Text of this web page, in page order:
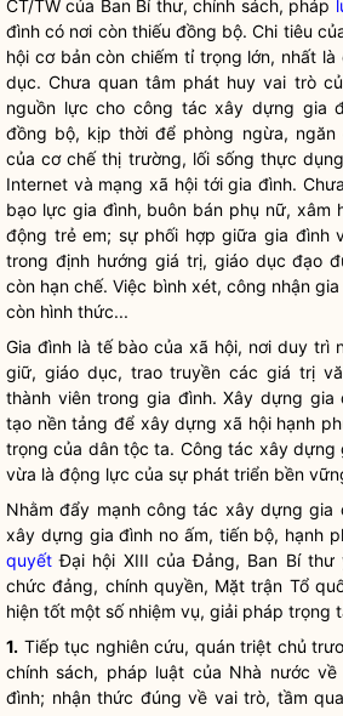
CT/TW của Ban Bí thư, chính sách, pháp
đình có nơi còn thiếu đồng bộ. Chi tiêu
hội cơ bản còn chiếm tỉ trọng lớn, nhất
dục. Chưa quan tâm phát huy vai trò
nguồn lực cho công tác xây dựng gia
đồng bộ, kịp thời để phòng ngừa,
của cơ chế thị trường, lối sống thực
Internet và mạng xã hội tới gia đình.
bạo lực gia đình, buôn bán phụ nữ, xâm
động trẻ em; sự phối hợp giữa gia đình
trong định hướng giá trị, giáo dục đạo
còn hạn chế. Việc bình xét, công nhận
còn hình thức...
Gia đình là tế bào của xã hội, nơi duy trì
giữ, giáo dục, trao truyền các giá trị
thành viên trong gia đình. Xây dựng gia
tạo nền tảng để xây dựng xã hội hạnh
trọng của dân tộc ta. Công tác xây dựng
vừa là động lực của sự phát triển bền
Nhằm đẩy mạnh công tác xây dựng gia
xây dựng gia đình no ấm, tiến bộ, hạnh
quyết Đại hội XIII của Đảng, Ban Bí
chức đảng, chính quyền, Mặt trận Tổ
hiện tốt một số nhiệm vụ, giải pháp trọng
1. Tiếp tục nghiên cứu, quán triệt chủ
chính sách, pháp luật của Nhà nước
đình; nhận thức đúng về vai trò, tầm